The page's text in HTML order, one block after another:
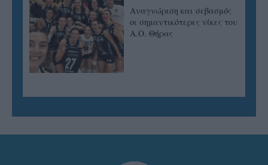
Αναγνώριση και σεβασμός
οι σημαντικότερες νίκες του
Α.Ο. Θήρας